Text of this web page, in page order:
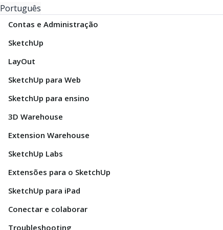
Português
Contas e Administração
SketchUp
LayOut
SketchUp para Web
SketchUp para ensino
3D Warehouse
Extension Warehouse
SketchUp Labs
Extensões para o SketchUp
SketchUp para iPad
Conectar e colaborar
Troubleshooting